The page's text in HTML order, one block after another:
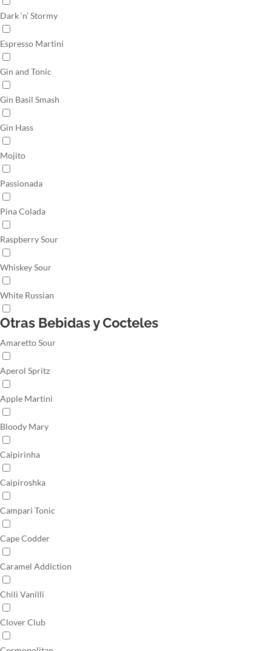
Dark ‘n’ Stormy
Espresso Martini
Gin and Tonic
Gin Basil Smash
Gin Hass
Mojito
Passionada
Pina Colada
Raspberry Sour
Whiskey Sour
White Russian
Otras Bebidas y Cocteles
Amaretto Sour
Aperol Spritz
Apple Martini
Bloody Mary
Caipirinha
Caipiroshka
Campari Tonic
Cape Codder
Caramel Addiction
Chili Vanilli
Clover Club